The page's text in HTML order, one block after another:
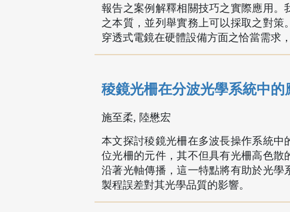
報告之案例解釋相關技巧之實際應用
之本質，並列舉實務上可以採取之對
穿透式電鏡在硬體設備方面之恰當需求
稜鏡光柵在分波光學系統中的
施至柔, 陸懋宏
本文探討稜鏡光柵在多波長操作系統
位光柵的元件，其不但具有光柵高色
沿著光軸傳播，這一特點將有助於光
製程誤差對其光學品質的影響。